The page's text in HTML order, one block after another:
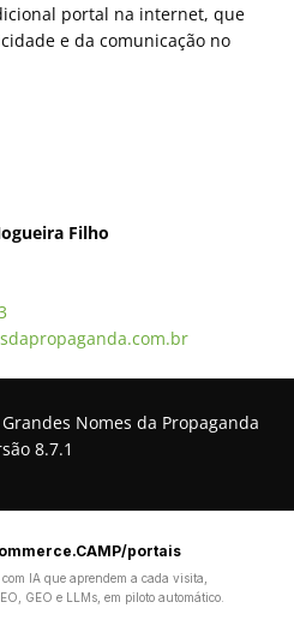
portal na internet, que
e da comunicação no
Filho
Nomes da Propaganda
8.7.1
portais
IA que aprendem a cada visita,
GEO e LLMs, em piloto automático.